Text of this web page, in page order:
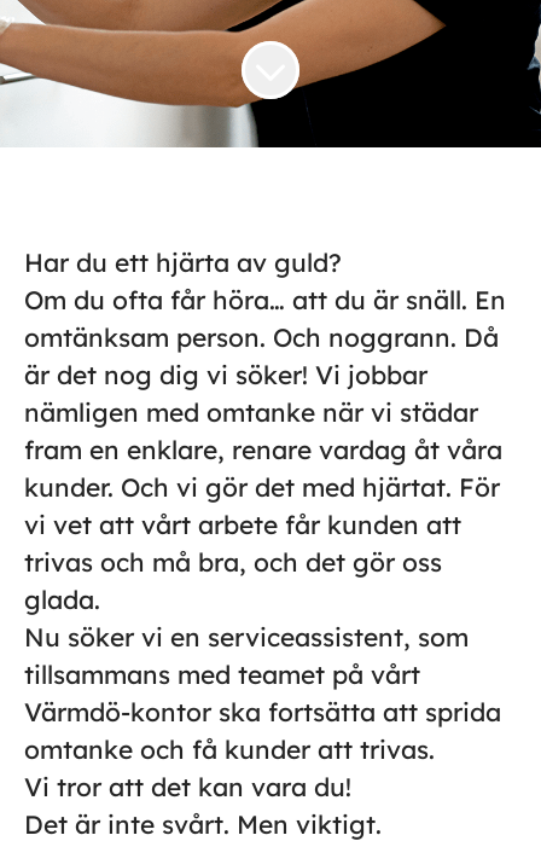
Har du ett hjärta av guld?
Om du ofta får höra… att du är snäll. En
omtänksam person. Och noggrann. Då
är det nog dig vi söker! Vi jobbar
nämligen med omtanke när vi städar
fram en enklare, renare vardag åt våra
kunder. Och vi gör det med hjärtat. För
vi vet att vårt arbete får kunden att
trivas och må bra, och det gör oss
glada.
Nu söker vi en serviceassistent, som
tillsammans med teamet på vårt
Värmdö-kontor ska fortsätta att sprida
omtanke och få kunder att trivas.
Vi tror att det kan vara du!
Det är inte svårt. Men viktigt.